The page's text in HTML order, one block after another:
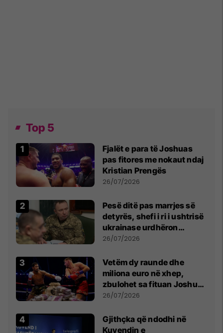
Top 5
Fjalët e para të Joshuas
pas fitores me nokaut ndaj
Kristian Prengës
26/07/2026
Pesë ditë pas marrjes së
detyrës, shefi i ri i ushtrisë
ukrainase urdhëron
kontroll të madh
26/07/2026
Vetëm dy raunde dhe
miliona euro në xhep,
zbulohet sa fituan Joshua
e Prenga
26/07/2026
Gjithçka që ndodhi në
Kuvendin e